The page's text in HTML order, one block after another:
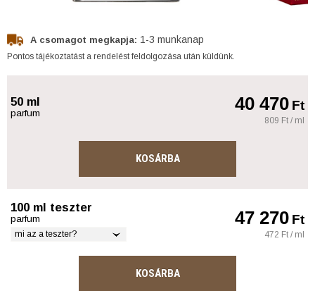
A csomagot megkapja: 1-3 munkanap
Pontos tájékoztatást a rendelést feldolgozása után küldünk.
50 ml
parfum 40 470Ft
809 Ft / ml
KOSÁRBA
100 ml teszter
parfum
mi az a teszter?
47 270Ft
472 Ft / ml
KOSÁRBA